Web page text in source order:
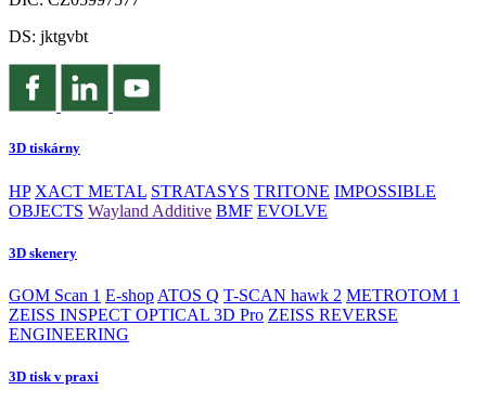
DS: jktgvbt
3D tiskárny
HP XACT METAL STRATASYS TRITONE IMPOSSIBLE
OBJECTS Wayland Additive BMF EVOLVE
3D skenery
GOM Scan 1 E-shop ATOS Q T-SCAN hawk 2 METROTOM 1
ZEISS INSPECT OPTICAL 3D Pro ZEISS REVERSE
ENGINEERING
3D tisk v praxi